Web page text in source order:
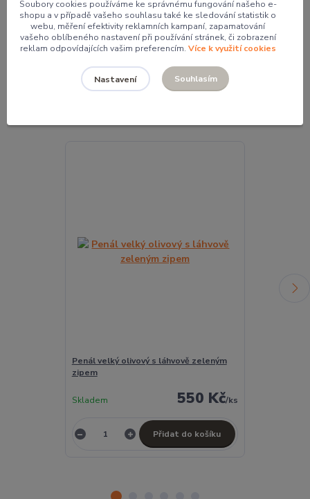
Mgr. Pavlína Kordíková
+420 774 062 005
pavla@pocketdesign.cz
Související zboží 6
Penál velký olivový s láhvově zeleným
zipem
550 Kč/ks
Skladem
Přidat do košíku
Soubory cookies používáme ke správnému fungování našeho e-
shopu a v případě vašeho souhlasu také ke sledování statistik o
webu, měření efektivity reklamních kampaní, zapamatování
vašeho oblíbeného nastavení při používání stránek, či zobrazení
reklam odpovídajících vašim preferencím. Více k využití cookies
Nastavení Souhlasím